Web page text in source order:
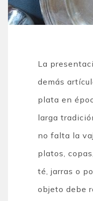
La
demás
plata en
larga
no falta la
platos,
té, jarras o
objeto debe